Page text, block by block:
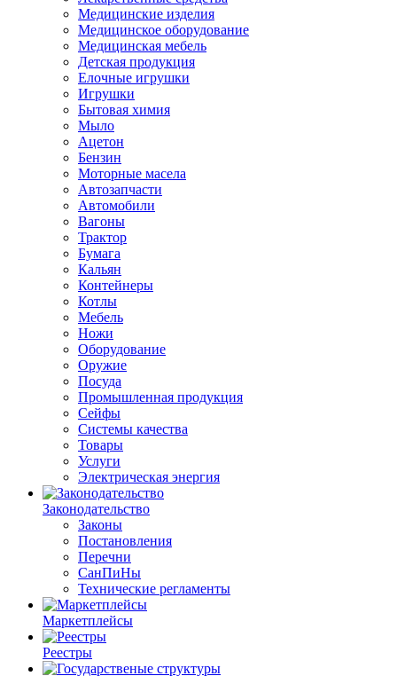
Медицинские изделия
Медицинское оборудование
Медицинская мебель
Детская продукция
Елочные игрушки
Игрушки
Бытовая химия
Мыло
Ацетон
Бензин
Моторные масела
Автозапчасти
Автомобили
Вагоны
Трактор
Бумага
Кальян
Контейнеры
Котлы
Мебель
Ножи
Оборудование
Оружие
Посуда
Промышленная продукция
Сейфы
Системы качества
Товары
Услуги
Электрическая энергия
Законодательство
Законы
Постановления
Перечни
СанПиНы
Технические регламенты
Маркетплейсы
Реестры